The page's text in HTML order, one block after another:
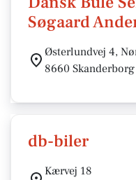
Søgaard
Østerlundvej 4,
8660 Skanderborg
db-biler
Kærvej 18